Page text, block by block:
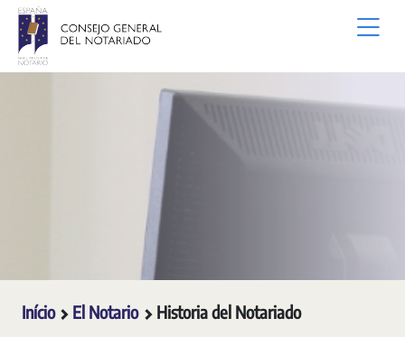
Pular para o Conteúdo principal
Início El Notario Historia del Notariado